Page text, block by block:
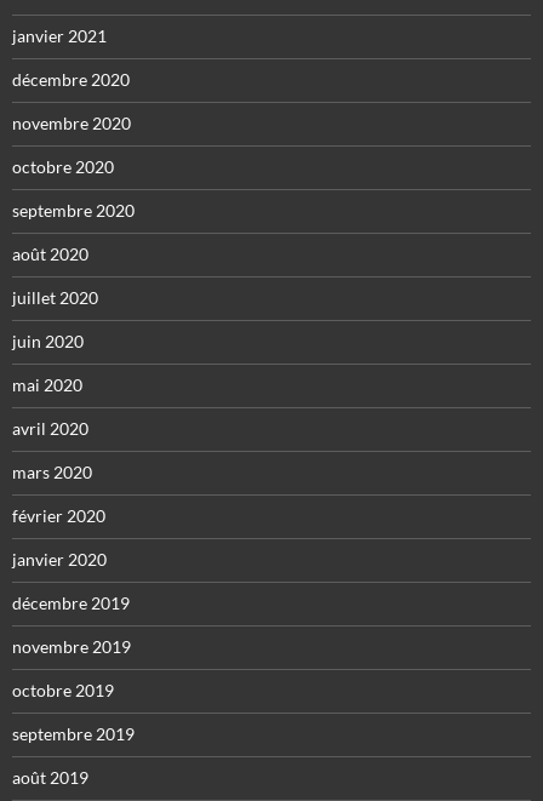
janvier 2021
décembre 2020
novembre 2020
octobre 2020
septembre 2020
août 2020
juillet 2020
juin 2020
mai 2020
avril 2020
mars 2020
février 2020
janvier 2020
décembre 2019
novembre 2019
octobre 2019
septembre 2019
août 2019